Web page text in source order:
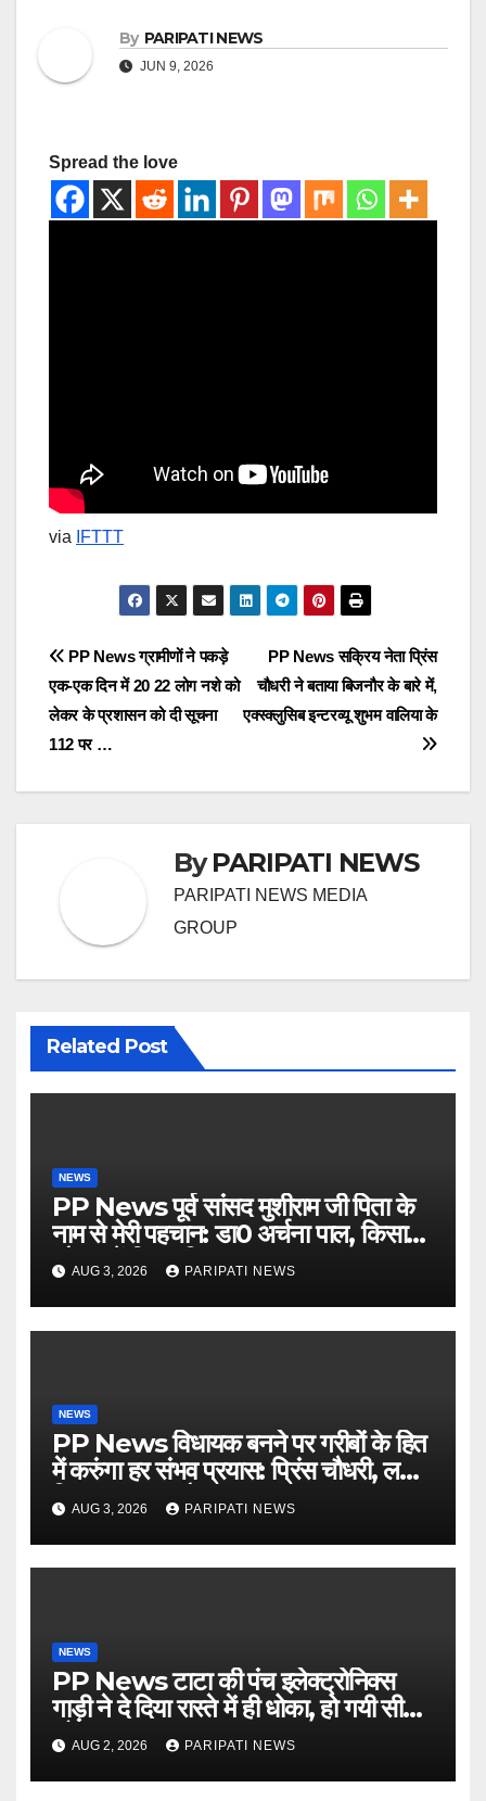
By PARIPATI NEWS
JUN 9, 2026
Spread the love
via IFTTT
Post
navigation
PP News सक्रिय नेता प्रिंस
चौधरी ने बताया बिजनौर के बारे में,
एक्स्क्लुसिब इन्टरव्यू शुभम वालिया के
PP News ग्रामीणों ने पकड़े
एक-एक दिन में 20 22 लोग नशे को
लेकर के प्रशासन को दी सूचना
112 पर …
ByPARIPATI NEWS
PARIPATI NEWS MEDIA
GROUP
Related Post
NEWS
PP News पूर्व सांसद मुशीराम जी पिता के
नाम से मेरी पहचान: डा0 अर्चना पाल, किसान
चौपाल में दिया परिचय
AUG 3, 2026 PARIPATI NEWS
NEWS
PP News विधायक बनने पर गरीबों के हित
में करुंगा हर संभव प्रयास: प्रिंस चौधरी, लगाई
किसान मजदूर चौपाल
AUG 3, 2026 PARIPATI NEWS
NEWS
PP News टाटा की पंच इलेक्ट्रोनिक्स
गाड़ी ने दे दिया रास्ते में ही धोका, हो गयी सीज,
जो सब बताया झूठ
AUG 2, 2026 PARIPATI NEWS